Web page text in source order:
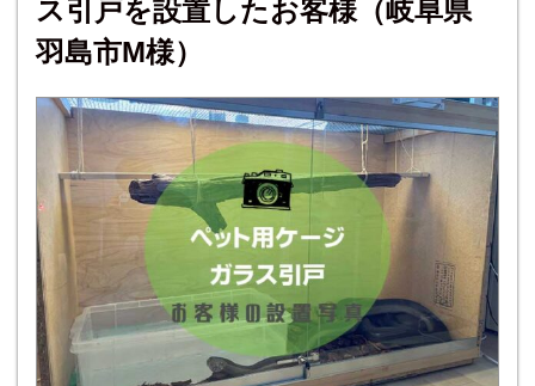
ス引戸を設置したお客様（岐阜県
羽島市M様）